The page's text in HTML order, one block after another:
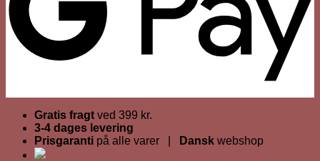
Gratis fragt ved 399 kr.
3-4 dages levering
Prisgaranti på alle varer | Dansk webshop